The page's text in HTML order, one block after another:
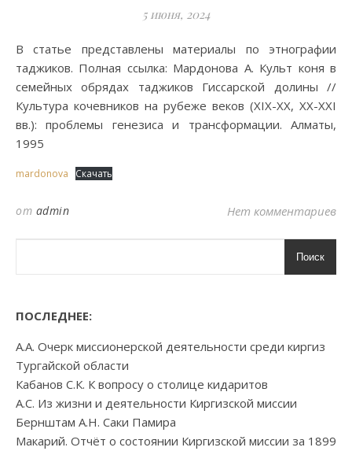
5 июня, 2024
В статье представлены материалы по этнографии
таджиков. Полная ссылка: Мардонова А. Культ коня в
семейных обрядах таджиков Гиссарской долины //
Культура кочевников на рубеже веков (XIX-XX, XX-XXI
вв.): проблемы генезиса и трансформации. Алматы,
1995
mardonova Скачать
от admin Нет комментариев
Поиск
ПОСЛЕДНЕЕ:
А.А. Очерк миссионерской деятельности среди киргиз
Тургайской области
Кабанов С.К. К вопросу о столице кидаритов
А.С. Из жизни и деятельности Киргизской миссии
Бернштам А.Н. Саки Памира
Макарий. Отчёт о состоянии Киргизской миссии за 1899